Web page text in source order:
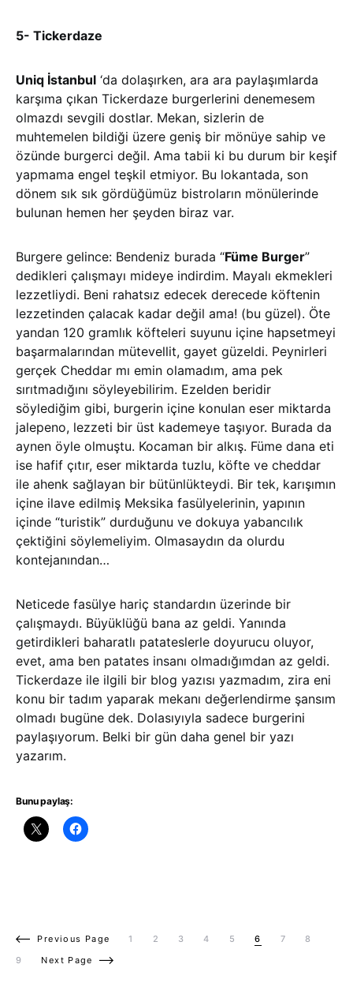
5- Tickerdaze
Uniq İstanbul ‘da dolaşırken, ara ara paylaşımlarda
karşıma çıkan Tickerdaze burgerlerini denemesem
olmazdı sevgili dostlar. Mekan, sizlerin de
muhtemelen bildiği üzere geniş bir mönüye sahip ve
özünde burgerci değil. Ama tabii ki bu durum bir keşif
yapmama engel teşkil etmiyor. Bu lokantada, son
dönem sık sık gördüğümüz bistroların mönülerinde
bulunan hemen her şeyden biraz var.
Burgere gelince: Bendeniz burada “Füme Burger”
dedikleri çalışmayı mideye indirdim. Mayalı ekmekleri
lezzetliydi. Beni rahatsız edecek derecede köftenin
lezzetinden çalacak kadar değil ama! (bu güzel). Öte
yandan 120 gramlık köfteleri suyunu içine hapsetmeyi
başarmalarından mütevellit, gayet güzeldi. Peynirleri
gerçek Cheddar mı emin olamadım, ama pek
sırıtmadığını söyleyebilirim. Ezelden beridir
söylediğim gibi, burgerin içine konulan eser miktarda
jalepeno, lezzeti bir üst kademeye taşıyor. Burada da
aynen öyle olmuştu. Kocaman bir alkış. Füme dana eti
ise hafif çıtır, eser miktarda tuzlu, köfte ve cheddar
ile ahenk sağlayan bir bütünlükteydi. Bir tek, karışımın
içine ilave edilmiş Meksika fasülyelerinin, yapının
içinde “turistik” durduğunu ve dokuya yabancılık
çektiğini söylemeliyim. Olmasaydın da olurdu
kontejanından…
Neticede fasülye hariç standardın üzerinde bir
çalışmaydı. Büyüklüğü bana az geldi. Yanında
getirdikleri baharatlı patateslerle doyurucu oluyor,
evet, ama ben patates insanı olmadığımdan az geldi.
Tickerdaze ile ilgili bir blog yazısı yazmadım, zira eni
konu bir tadım yaparak mekanı değerlendirme şansım
olmadı bugüne dek. Dolasıyıyla sadece burgerini
paylaşıyorum. Belki bir gün daha genel bir yazı
yazarım.
Bunu paylaş:
Previous Page 1 2 3 4 5 6 7
8
9
Next Page